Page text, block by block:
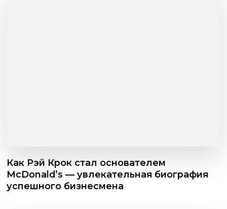
Как Рэй Крок стал основателем
McDonald’s — увлекательная биография
успешного бизнесмена